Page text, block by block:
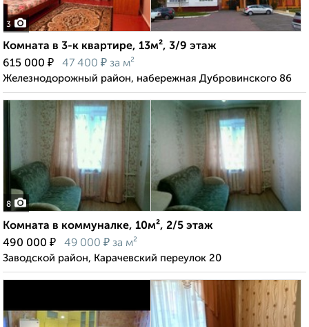
3
Комната в 3-к квартире, 13м², 3/9 этаж
615 000 ₽ 47 400 ₽ за м²
Железнодорожный район, набережная Дубровинского 86
8
Комната в коммуналке, 10м², 2/5 этаж
490 000 ₽ 49 000 ₽ за м²
Заводской район, Карачевский переулок 20